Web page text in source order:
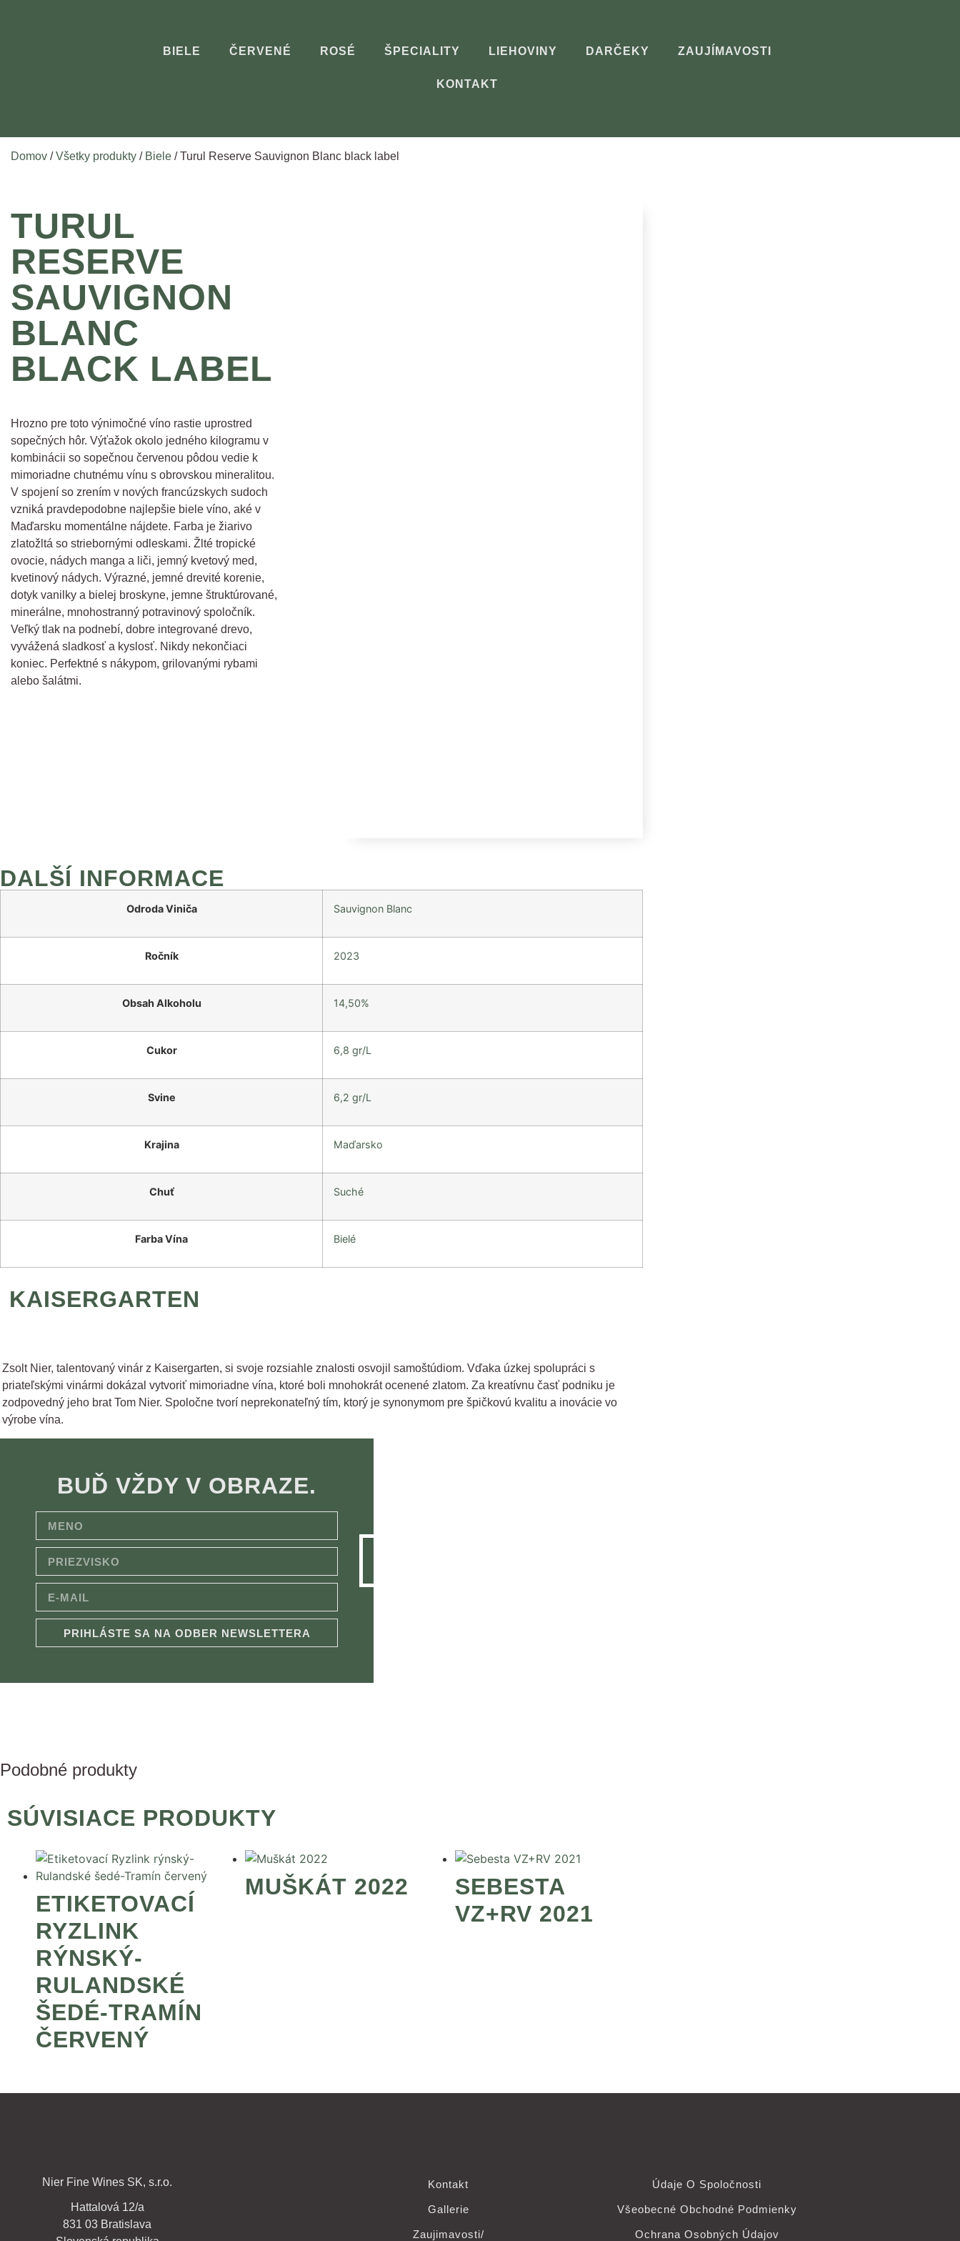
BIELE ČERVENÉ ROSÉ ŠPECIALITY LIEHOVINY DARČEKY ZAUJÍMAVOSTI
KONTAKT
Domov /Všetky produkty / Biele / Turul Reserve Sauvignon Blanc black label
TURUL
RESERVE
SAUVIGNON
BLANC
BLACK LABEL
Hrozno pre toto výnimočné víno rastie uprostred
sopečných hôr. Výťažok okolo jedného kilogramu v
kombinácii so sopečnou červenou pôdou vedie k
mimoriadne chutnému vínu s obrovskou mineralitou.
V spojení so zrením v nových francúzskych sudoch
vzniká pravdepodobne najlepšie biele víno, aké v
Maďarsku momentálne nájdete. Farba je žiarivo
zlatožltá so striebornými odleskami. Žlté tropické
ovocie, nádych manga a liči, jemný kvetový med,
kvetinový nádych. Výrazné, jemné drevité korenie,
dotyk vanilky a bielej broskyne, jemne štruktúrované,
minerálne, mnohostranný potravinový spoločník.
Veľký tlak na podnebí, dobre integrované drevo,
vyvážená sladkosť a kyslosť. Nikdy nekončiaci
koniec. Perfektné s nákypom, grilovanými rybami
alebo šalátmi.
DALŠÍ INFORMACE
Odroda Viniča Sauvignon Blanc
Ročník 2023
Obsah Alkoholu 14,50%
Cukor 6,8 gr/L
Svine 6,2 gr/L
Krajina Maďarsko
Chuť Suché
Farba Vína Bielé
KAISERGARTEN
Zsolt Nier, talentovaný vinár z Kaisergarten, si svoje rozsiahle znalosti osvojil samoštúdiom. Vďaka úzkej spolupráci s
priateľskými vinármi dokázal vytvoriť mimoriadne vína, ktoré boli mnohokrát ocenené zlatom. Za kreatívnu časť podniku je
zodpovedný jeho brat Tom Nier. Spoločne tvorí neprekonateľný tím, ktorý je synonymom pre špičkovú kvalitu a inovácie vo
výrobe vína.
BUĎ VŽDY V OBRAZE.
PRIHLÁSTE SA NA ODBER NEWSLETTERA
Podobné produkty
SÚVISIACE PRODUKTY
ETIKETOVACÍ
RYZLINK
RÝNSKÝ-
RULANDSKÉ
ŠEDÉ-TRAMÍN
ČERVENÝ
MUŠKÁT 2022
SEBESTA
VZ+RV 2021
Nier Fine Wines SK, s.r.o.
Hattalová 12/a
831 03 Bratislava
Kontakt
Gallerie
Zaujimavosti/
Údaje O Spoločnosti
Všeobecné Obchodné Podmienky
Ochrana Osobných Údajov